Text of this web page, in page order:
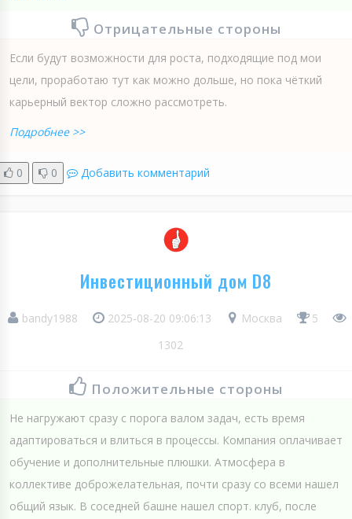
Отрицательные стороны
Если будут возможности для роста, подходящие под мои
цели, проработаю тут как можно дольше, но пока чёткий
карьерный вектор сложно рассмотреть.
Подробнее >>
0 0 Добавить комментарий
Инвестиционный дом D8
bandy1988 2025-08-20 09:06:13 Москва
5
1302
Положительные стороны
Не нагружают сразу с порога валом задач, есть время
адаптироваться и влиться в процессы. Компания оплачивает
обучение и дополнительные плюшки. Атмосфера в
коллективе доброжелательная, почти сразу со всеми нашел
общий язык. В соседней башне нашел спорт. клуб, после